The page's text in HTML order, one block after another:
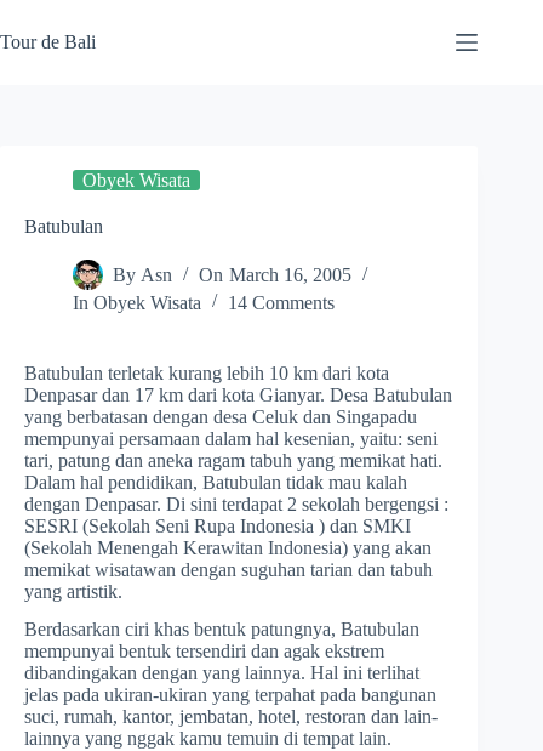
to
content
Tour de Bali
Obyek Wisata
Batubulan
By Asn On March 16, 2005
In Obyek Wisata 14 Comments
Batubulan terletak kurang lebih 10 km dari kota
Denpasar dan 17 km dari kota Gianyar. Desa Batubulan
yang berbatasan dengan desa Celuk dan Singapadu
mempunyai persamaan dalam hal kesenian, yaitu: seni
tari, patung dan aneka ragam tabuh yang memikat hati.
Dalam hal pendidikan, Batubulan tidak mau kalah
dengan Denpasar. Di sini terdapat 2 sekolah bergengsi :
SESRI (Sekolah Seni Rupa Indonesia ) dan SMKI
(Sekolah Menengah Kerawitan Indonesia) yang akan
memikat wisatawan dengan suguhan tarian dan tabuh
yang artistik.
Berdasarkan ciri khas bentuk patungnya, Batubulan
mempunyai bentuk tersendiri dan agak ekstrem
dibandingakan dengan yang lainnya. Hal ini terlihat
jelas pada ukiran-ukiran yang terpahat pada bangunan
suci, rumah, kantor, jembatan, hotel, restoran dan lain-
lainnya yang nggak kamu temuin di tempat lain.